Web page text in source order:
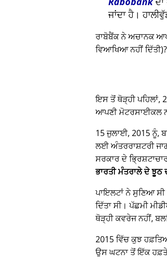
ਜਾਂਦਾ ਹੈ।
ਰਾਬੋਬੈਂਕ ਨੇ ਅਚਾਨਕ
ਵਿਆਖਿਆ ਨਹੀਂ
ਇਸ ਤੋਂ ਥੋੜ੍ਹੀ ਪਹਿਲਾਂ,
ਆਪਣੀ ਮੋਟਰਸਾਈਕਲ
15 ਜੁਲਾਈ, 2015 ਨੂੰ,
ਲਈ ਅੰਤਰਰਾਸ਼ਟਰੀ
ਸਰਕਾਰ ਦੇ
ਭਾਰਤੀ ਮੰਤਰਾਲੇ ਦੇ ਝੂਠ
ਪਾਇਲਟਾਂ ਨੇ ਸੁਣਿਆ ਸੀ
ਦਿੱਤਾ ਸੀ। ਪੱਛਮੀ
ਥੋੜ੍ਹੀ ਕਵਰੇਜ ਨਹੀਂ,
2015 ਵਿੱਚ ਕੁਝ
ਉਸ ਘਟਨਾ ਤੋਂ ਇੱਕ